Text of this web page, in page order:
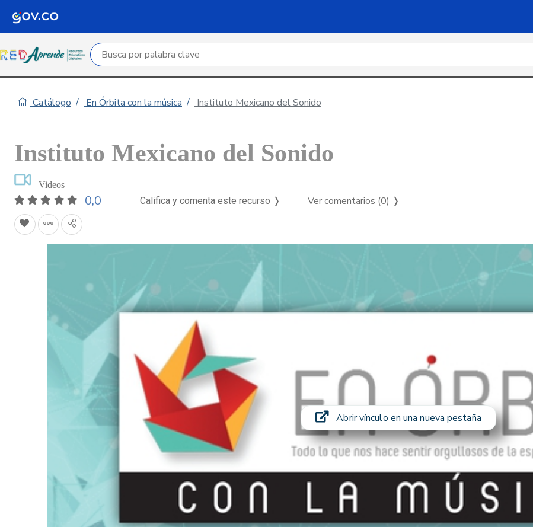
Campo de búsqueda por palabra clave
Catálogo En Órbita con la música Instituto Mexicano del Sonido
Instituto Mexicano del Sonido
Videos
0,0 Califica y comenta este recurso ❭ Ver comentarios (0) ❭
Abrir vínculo en una nueva pestaña